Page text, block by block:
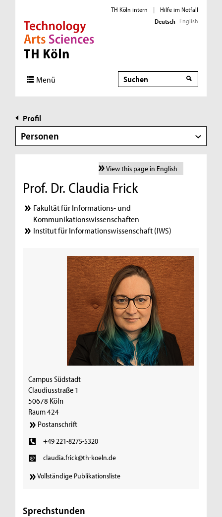
Direkt zur Hauptnavigation
Direkt zur Subnavigation
Direkt zum Inhalt
Direkt zum Fußbereich
TH Köln intern |
Hilfe im Notfall
Deutsch English
Menü Suche
Profil
Personen
View this page in English
Prof. Dr. Claudia Frick
Fakultät für Informations- und
Kommunikationswissenschaften
Institut für Informationswissenschaft (IWS)
Campus Südstadt
Claudiusstraße 1
50678 Köln
Raum 424
Postanschrift
+49 221-8275-5320
claudia.frick@th-koeln.de
Vollständige Publikationsliste
Sprechstunden